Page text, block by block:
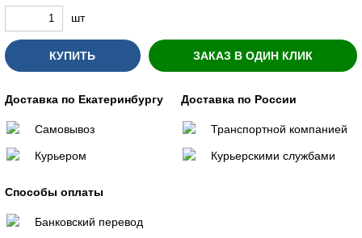
шт
КУПИТЬ ЗАКАЗ В ОДИН КЛИК
Доставка по Екатеринбургу
Самовывоз
Курьером
Доставка по России
Транспортной компанией
Курьерскими службами
Способы оплаты
Банковский перевод